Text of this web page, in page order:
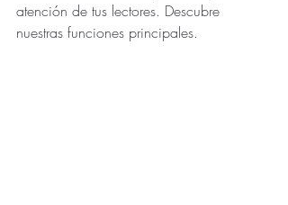
atención de tus lectores. Descubre
nuestras funciones principales.